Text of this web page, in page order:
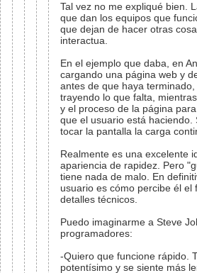
Tal vez no me expliqué bien.
que dan los equipos que
que dejan de hacer otras
interactua.
En el ejemplo que daba, en
cargando una página web y
antes de que haya
trayendo lo que falta,
y el proceso de la página
que el usuario está haciendo.
tocar la pantalla la carga
Realmente es una excelente
apariencia de rapidez. Pero
tiene nada de malo. En
usuario es cómo percibe él el
detalles técnicos.
Puedo imaginarme a Steve
programadores:
-Quiero que funcione rápido.
potentísimo y se siente más